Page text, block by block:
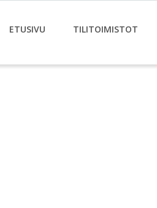
ETUSIVU TILITOIMISTOT